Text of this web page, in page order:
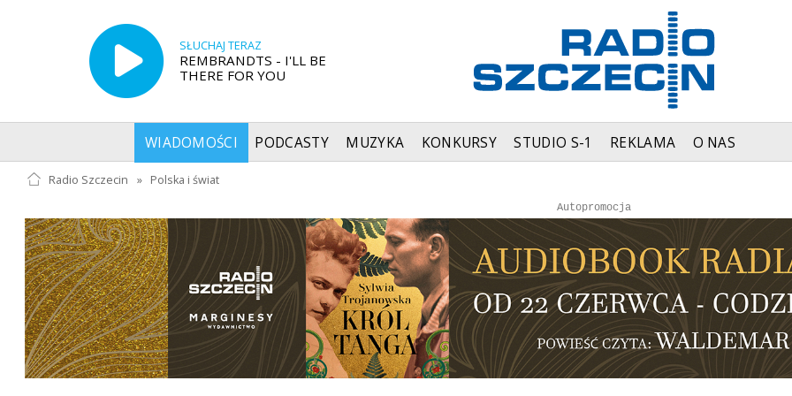
SŁUCHAJ TERAZ
REMBRANDTS - I'LL BE
THERE FOR YOU
WIADOMOŚCI PODCASTY MUZYKA KONKURSY STUDIO S-1 REKLAMA O NAS
Radio Szczecin » Polska i świat
Autopromocja
Autopromocja